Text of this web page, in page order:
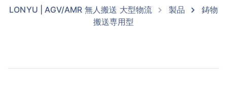
LONYU | AGV/AMR 無人搬送 大型物流 製品
鋳物
搬送専用型